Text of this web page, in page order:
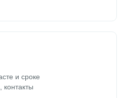
и сроке
контакты